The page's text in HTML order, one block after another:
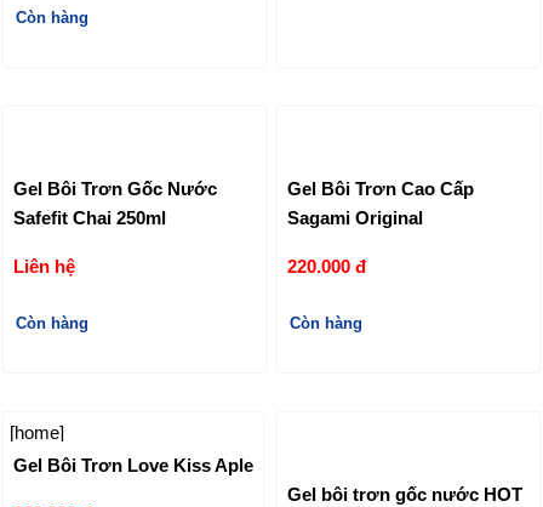
Còn hàng
Gel Bôi Trơn Gốc Nước
Safefit Chai 250ml
Liên hệ
Còn hàng
Gel Bôi Trơn Cao Cấp
Sagami Original
220.000 đ
Còn hàng
[home]
Gel Bôi Trơn Love Kiss Aple
Gel bôi trơn gốc nước HOT